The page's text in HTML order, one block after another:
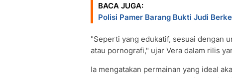
BACA JUGA:
Polisi Pamer Barang Bukti Judi
"Seperti yang edukatif, sesuai dengan
atau pornografi," ujar Vera dalam rilis
Ia mengatakan permainan yang ideal